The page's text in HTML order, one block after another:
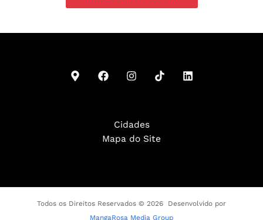
Cidades
Mapa do Site
Todos os Direitos Reservados © 2026 Desenvolvido por
MangaRosa Media Group